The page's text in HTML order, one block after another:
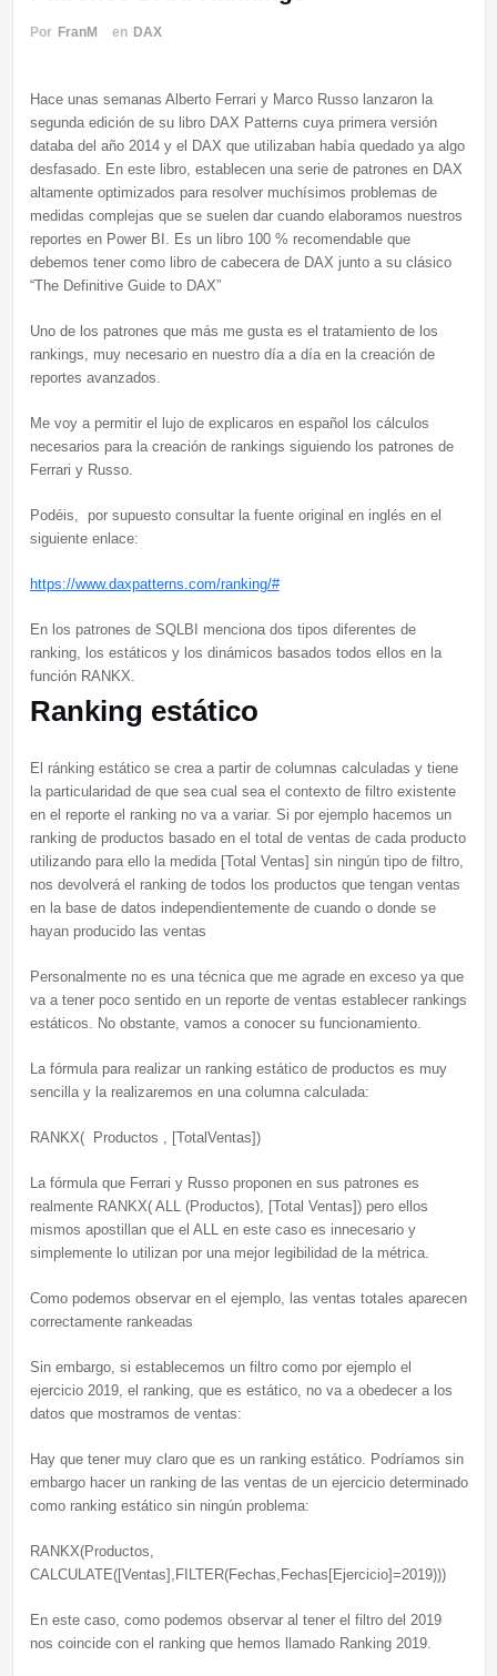
Por FranM en DAX
Hace unas semanas Alberto Ferrari y Marco Russo lanzaron la
segunda edición de su libro DAX Patterns cuya primera versión
databa del año 2014 y el DAX que utilizaban había quedado ya algo
desfasado. En este libro, establecen una serie de patrones en DAX
altamente optimizados para resolver muchísimos problemas de
medidas complejas que se suelen dar cuando elaboramos nuestros
reportes en Power BI. Es un libro 100 % recomendable que
debemos tener como libro de cabecera de DAX junto a su clásico
“The Definitive Guide to DAX”
Uno de los patrones que más me gusta es el tratamiento de los
rankings, muy necesario en nuestro día a día en la creación de
reportes avanzados.
Me voy a permitir el lujo de explicaros en español los cálculos
necesarios para la creación de rankings siguiendo los patrones de
Ferrari y Russo.
Podéis, por supuesto consultar la fuente original en inglés en el
siguiente enlace:
https://www.daxpatterns.com/ranking/#
En los patrones de SQLBI menciona dos tipos diferentes de
ranking, los estáticos y los dinámicos basados todos ellos en la
función RANKX.
Ranking estático
El ránking estático se crea a partir de columnas calculadas y tiene
la particularidad de que sea cual sea el contexto de filtro existente
en el reporte el ranking no va a variar. Si por ejemplo hacemos un
ranking de productos basado en el total de ventas de cada producto
utilizando para ello la medida [Total Ventas] sin ningún tipo de filtro,
nos devolverá el ranking de todos los productos que tengan ventas
en la base de datos independientemente de cuando o donde se
hayan producido las ventas
Personalmente no es una técnica que me agrade en exceso ya que
va a tener poco sentido en un reporte de ventas establecer rankings
estáticos. No obstante, vamos a conocer su funcionamiento.
La fórmula para realizar un ranking estático de productos es muy
sencilla y la realizaremos en una columna calculada:
RANKX( Productos , [TotalVentas])
La fórmula que Ferrari y Russo proponen en sus patrones es
realmente RANKX( ALL (Productos), [Total Ventas]) pero ellos
mismos apostillan que el ALL en este caso es innecesario y
simplemente lo utilizan por una mejor legibilidad de la métrica.
Como podemos observar en el ejemplo, las ventas totales aparecen
correctamente rankeadas
Sin embargo, si establecemos un filtro como por ejemplo el
ejercicio 2019, el ranking, que es estático, no va a obedecer a los
datos que mostramos de ventas:
Hay que tener muy claro que es un ranking estático. Podríamos sin
embargo hacer un ranking de las ventas de un ejercicio determinado
como ranking estático sin ningún problema:
RANKX(Productos,
CALCULATE([Ventas],FILTER(Fechas,Fechas[Ejercicio]=2019)))
En este caso, como podemos observar al tener el filtro del 2019
nos coincide con el ranking que hemos llamado Ranking 2019.